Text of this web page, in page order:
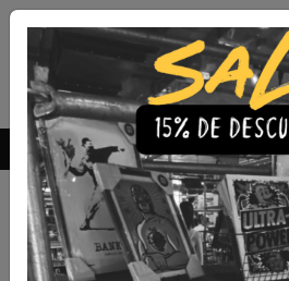
Envío Gratis a todo Chile